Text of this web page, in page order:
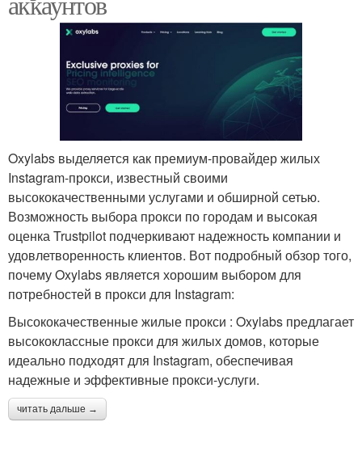
Oxylabs выделяется как премиум-провайдер жилых
Instagram-прокси, известный своими
высококачественными услугами и обширной сетью.
Возможность выбора прокси по городам и высокая
оценка Trustpilot подчеркивают надежность компании и
удовлетворенность клиентов. Вот подробный обзор того,
почему Oxylabs является хорошим выбором для
потребностей в прокси для Instagram:
Высококачественные жилые прокси : Oxylabs предлагает
высококлассные прокси для жилых домов, которые
идеально подходят для Instagram, обеспечивая
надежные и эффективные прокси-услуги.
читать дальше →